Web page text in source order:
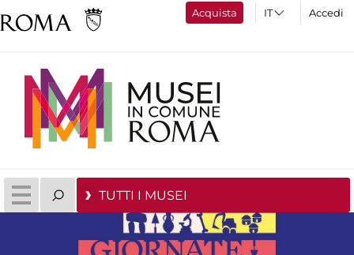
Acquista Accedi
TUTTI I MUSEI